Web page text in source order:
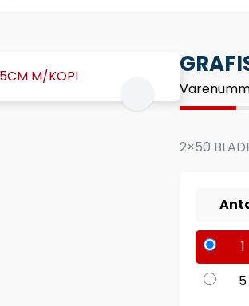
2×50
1
5